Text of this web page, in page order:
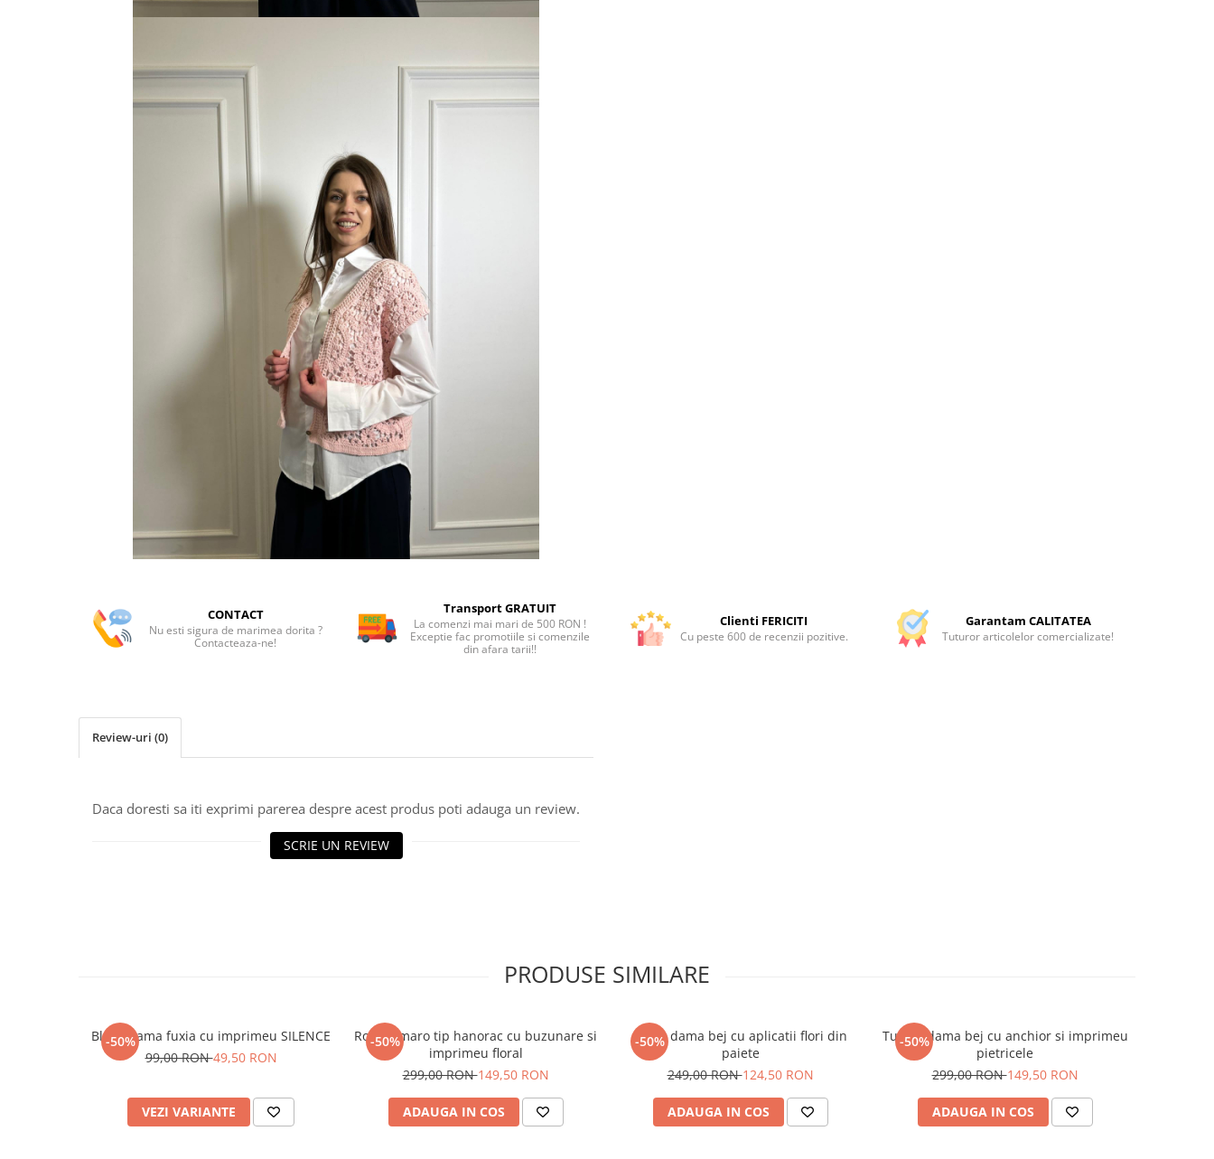
CONTACT
Nu esti sigura de marimea dorita ?
Contacteaza-ne!
Transport GRATUIT
La comenzi mai mari de 500 RON !
Exceptie fac promotiile si comenzile
din afara tarii!!
Clienti FERICITI
Cu peste 600 de recenzii pozitive.
Garantam CALITATEA
Tuturor articolelor comercializate!
Review-uri (0)
Daca doresti sa iti exprimi parerea despre acest produs poti adauga un review.
SCRIE UN REVIEW
PRODUSE SIMILARE
-50%
Bluza dama fuxia cu imprimeu SILENCE
99,00 RON49,50 RON
VEZI VARIANTE
-50%
Rochie maro tip hanorac cu buzunare si
imprimeu floral
299,00 RON149,50 RON
ADAUGA IN COS
-50%
Bluza dama bej cu aplicatii flori din
paiete
249,00 RON124,50 RON
ADAUGA IN COS
-50%
Tunica dama bej cu anchior si imprimeu
pietricele
299,00 RON149,50 RON
ADAUGA IN COS